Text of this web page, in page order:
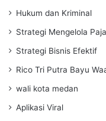
Hukum dan Kriminal
Strategi Mengelola
Strategi Bisnis Efektif
Rico Tri Putra Bayu
wali kota medan
Aplikasi Viral